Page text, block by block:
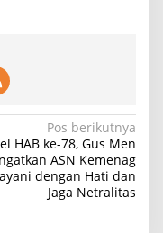
Pos berikutnya
HAB ke-78, Gus Men
ASN Kemenag
dengan Hati dan
Jaga Netralitas